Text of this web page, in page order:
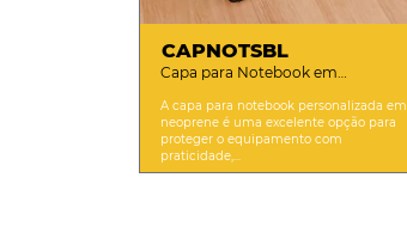
CAPNOTSBL
Capa para Notebook em
A capa para notebook personalizada em
neoprene é uma excelente opção para
proteger o equipamento com
praticidade,...